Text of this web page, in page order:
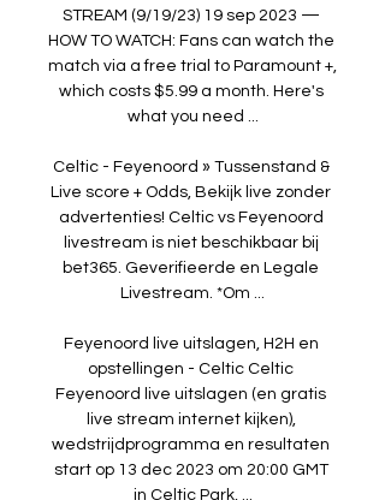
STREAM (9/19/23) 19 sep 2023 —
HOW TO WATCH: Fans can watch the
match via a free trial to Paramount +,
which costs $5.99 a month. Here's
what you need ...
Celtic - Feyenoord » Tussenstand &
Live score + Odds, Bekijk live zonder
advertenties! Celtic vs Feyenoord
livestream is niet beschikbaar bij
bet365. Geverifieerde en Legale
Livestream. *Om ...
Feyenoord live uitslagen, H2H en
opstellingen - Celtic Celtic
Feyenoord live uitslagen (en gratis
live stream internet kijken),
wedstrijdprogramma en resultaten
start op 13 dec 2023 om 20:00 GMT
in Celtic Park, ...